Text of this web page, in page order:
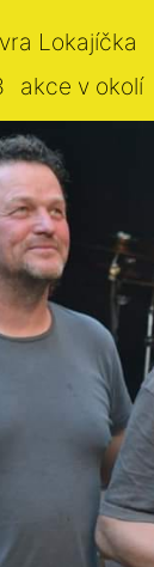
Lokajíčka
akce v okolí